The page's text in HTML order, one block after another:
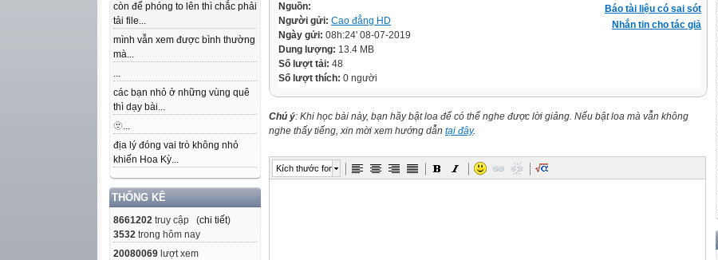
còn để phóng to lên thì chắc phải
tải file...
mình vẫn xem được bình thường
mà...
...
các bạn nhỏ ở những vùng quê
thì dạy bài...
🫥...
địa lý đóng vai trò không nhỏ
khiến Hoa Kỳ...
THỐNG KÊ
8661202 truy cập (chi tiết)
3532 trong hôm nay
20080069 lượt xem
Báo tài liệu có sai sót
Nhắn tin cho tác giả
Nguồn:
Người gửi: Cao đẳng HD
Ngày gửi: 08h:24' 08-07-2019
Dung lượng: 13.4 MB
Số lượt tải: 48
Số lượt thích: 0 người
Chú ý: Khi học bài này, bạn hãy bật loa để có thể nghe được lời giảng. Nếu bật loa mà vẫn không
nghe thấy tiếng, xin mời xem hướng dẫn tại đây.
Kích thước font